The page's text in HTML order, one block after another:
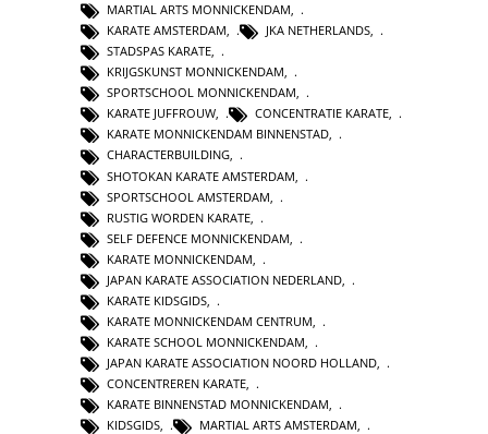
MARTIAL ARTS MONNICKENDAM,
KARATE AMSTERDAM, JKA NETHERLANDS,
STADSPAS KARATE,
KRIJGSKUNST MONNICKENDAM,
SPORTSCHOOL MONNICKENDAM,
KARATE JUFFROUW, CONCENTRATIE KARATE,
KARATE MONNICKENDAM BINNENSTAD,
CHARACTERBUILDING,
SHOTOKAN KARATE AMSTERDAM
SPORTSCHOOL AMSTERDAM
RUSTIG WORDEN KARATE
SELF DEFENCE MONNICKENDAM
KARATE MONNICKENDAM
JAPAN KARATE ASSOCIATION NEDERLAND
KARATE KIDSGIDS
KARATE MONNICKENDAM CENTRUM
KARATE SCHOOL MONNICKENDAM,
JAPAN KARATE ASSOCIATION NOORD HOLLAND,
CONCENTREREN KARATE,
KARATE BINNENSTAD MONNICKENDAM,
KIDSGIDS, MARTIAL ARTS AMSTERDAM,